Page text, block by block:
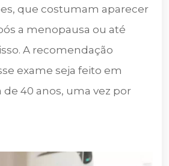
que costumam aparecer
a menopausa ou até
A recomendação
exame seja feito em
40 anos, uma vez por